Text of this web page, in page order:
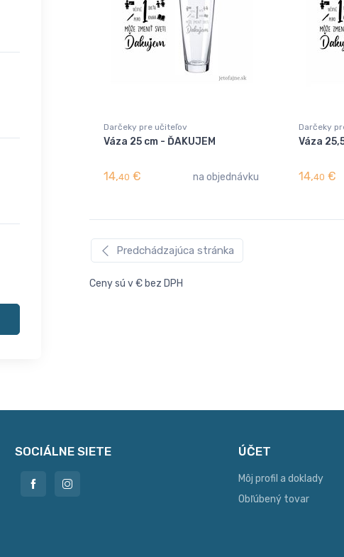
Darčeky pre učiteľov
Váza 25 cm - ĎAKUJEM
14,40 € na objednávku
Darčeky
Váza
14,40 €
Predchádzajúca stránka
Ceny sú v € bez DPH
SOCIÁLNE SIETE ÚČET
Môj profil a doklady
Obľúbený tovar